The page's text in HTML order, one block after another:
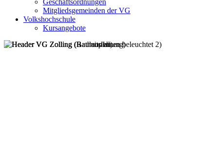
Geschäftsordnungen
Mitgliedsgemeinden der VG
Volkshochschule
Kursangebote